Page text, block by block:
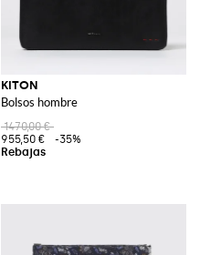
KITON
Bolsos hombre
1470,00 €
955,50 €
-35%